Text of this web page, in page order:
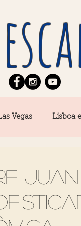
Vegas Lisboa
Buenos Aires